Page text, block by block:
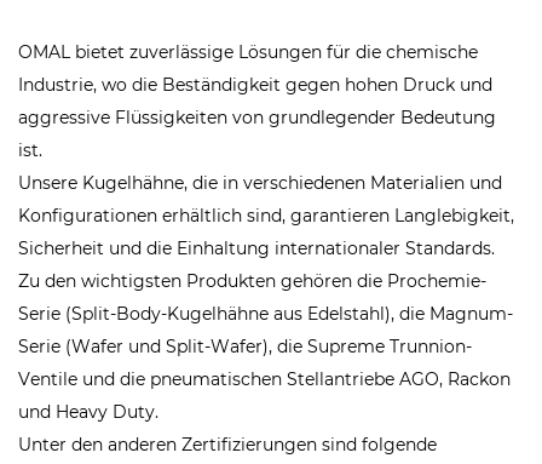
OMAL bietet zuverlässige Lösungen für die chemische
Industrie, wo die Beständigkeit gegen hohen Druck und
aggressive Flüssigkeiten von grundlegender Bedeutung
ist.
Unsere Kugelhähne, die in verschiedenen Materialien und
Konfigurationen erhältlich sind, garantieren Langlebigkeit,
Sicherheit und die Einhaltung internationaler Standards.
Zu den wichtigsten Produkten gehören die Prochemie-
Serie (Split-Body-Kugelhähne aus Edelstahl), die Magnum-
Serie (Wafer und Split-Wafer), die Supreme Trunnion-
Ventile und die pneumatischen Stellantriebe AGO, Rackon
und Heavy Duty.
Unter den anderen Zertifizierungen sind folgende